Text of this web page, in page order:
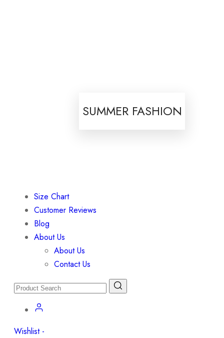
SUMMER FASHION
Size Chart
Customer Reviews
Blog
About Us
About Us
Contact Us
Wishlist -